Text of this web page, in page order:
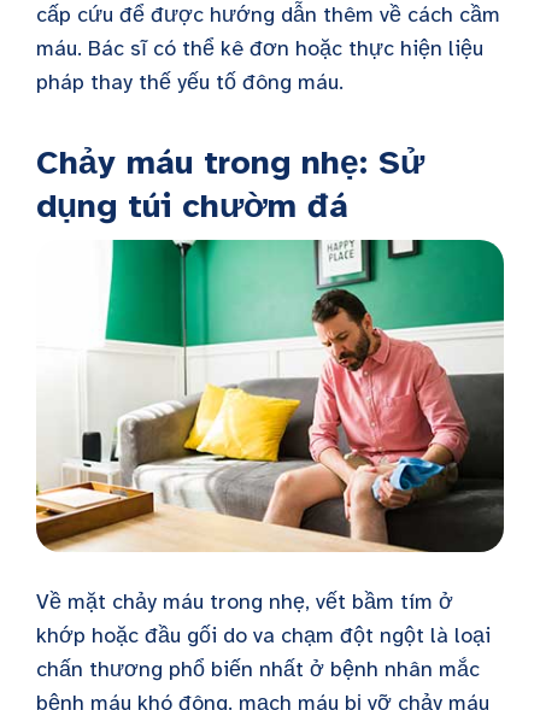
cấp cứu để được hướng dẫn thêm về cách cầm
máu. Bác sĩ có thể kê đơn hoặc thực hiện liệu
pháp thay thế yếu tố đông máu.
Chảy máu trong nhẹ: Sử
dụng túi chườm đá
Về mặt chảy máu trong nhẹ, vết bầm tím ở
khớp hoặc đầu gối do va chạm đột ngột là loại
chấn thương phổ biến nhất ở bệnh nhân mắc
bệnh máu khó đông. mạch máu bị vỡ chảy máu